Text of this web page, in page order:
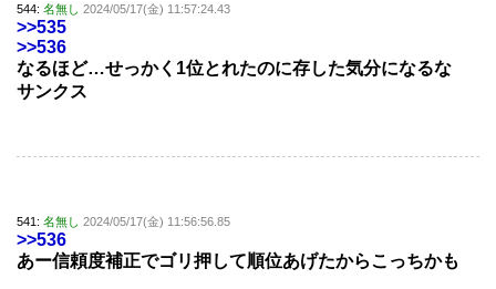
544: 名無し 2024/05/17(金) 11:57:24.43
>>535
>>536
なるほど…せっかく1位とれたのに存した気分になるな
サンクス
541: 名無し 2024/05/17(金) 11:56:56.85
>>536
あー信頼度補正でゴリ押して順位あげたからこっちかも